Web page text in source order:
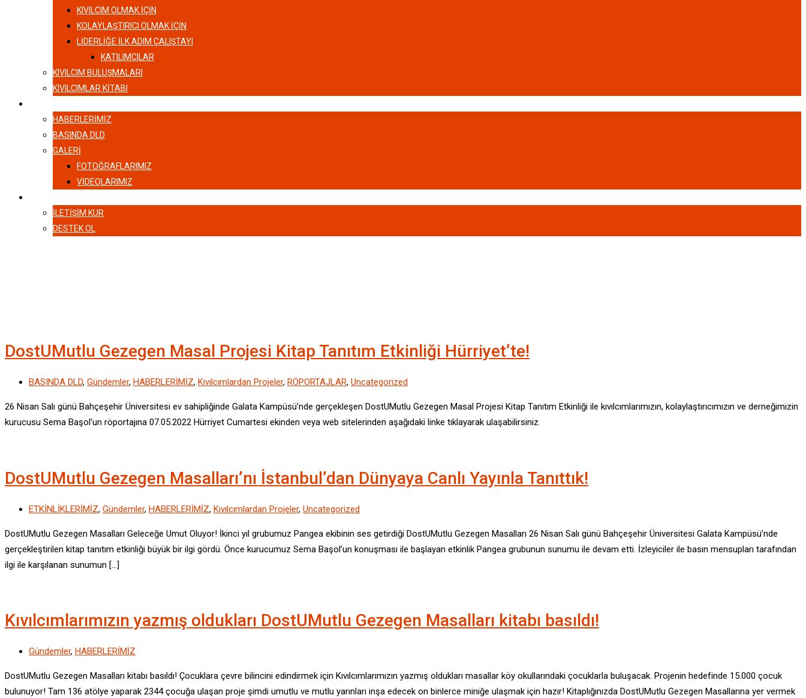
KIVILCIM OLMAK İÇİN
KOLAYLAŞTIRICI OLMAK İÇİN
LIDERLIĞE İLK ADIM ÇALIŞTAYI
KATILIMCILAR
KIVILCIM BULUŞMALARI
KIVILCIMLAR KITABI
HABERLERIMIZ
BASINDA DLD
GALERI
FOTOĞRAFLARIMIZ
VIDEOLARIMIZ
İLETIŞIM KUR
DESTEK OL
DostUMutlu Gezegen Masal Projesi Kitap Tanıtım Etkinliği Hürriyet’te!
BASINDA DLD, Gündemler, HABERLERİMİZ, Kıvılcımlardan Projeler, RÖPORTAJLAR, Uncategorized
26 Nisan Salı günü Bahçeşehir Üniversitesi ev sahipliğinde Galata Kampüsü’nde gerçekleşen DostUMutlu Gezegen Masal Projesi Kitap Tanıtım Etkinliği ile kıvılcımlarımızın, kolaylaştırıcımızın ve derneğimizin
kurucusu Sema Başol’un röportajına 07.05.2022 Hürriyet Cumartesi ekinden veya web sitelerinden aşağıdaki linke tıklayarak ulaşabilirsiniz.
DostUMutlu Gezegen Masalları’nı İstanbul’dan Dünyaya Canlı Yayınla Tanıttık!
ETKİNLİKLERİMİZ, Gündemler, HABERLERİMİZ, Kıvılcımlardan Projeler, Uncategorized
DostUMutlu Gezegen Masalları Geleceğe Umut Oluyor! İkinci yıl grubumuz Pangea ekibinin ses getirdiği DostUMutlu Gezegen Masalları 26 Nisan Salı günü Bahçeşehir Üniversitesi Galata Kampüsü’nde
gerçekleştirilen kitap tanıtım etkinliği büyük bir ilgi gördü. Önce kurucumuz Sema Başol’un konuşması ile başlayan etkinlik Pangea grubunun sunumu ile devam etti. İzleyiciler ile basın mensupları tarafından
ilgi ile karşılanan sunumun […]
Kıvılcımlarımızın yazmış oldukları DostUMutlu Gezegen Masalları kitabı basıldı!
Gündemler, HABERLERİMİZ
DostUMutlu Gezegen Masalları kitabı basıldı! Çocuklara çevre bilincini edindirmek için Kıvılcımlarımızın yazmış oldukları masallar köy okullarındaki çocuklarla buluşacak. Projenin hedefinde 15.000 çocuk
bulunuyor! Tam 136 atölye yaparak 2344 çocuğa ulaşan proje şimdi umutlu ve mutlu yarınları inşa edecek on binlerce miniğe ulaşmak için hazır! Kitaplığınızda DostUMutlu Gezegen Masallarına yer vermek